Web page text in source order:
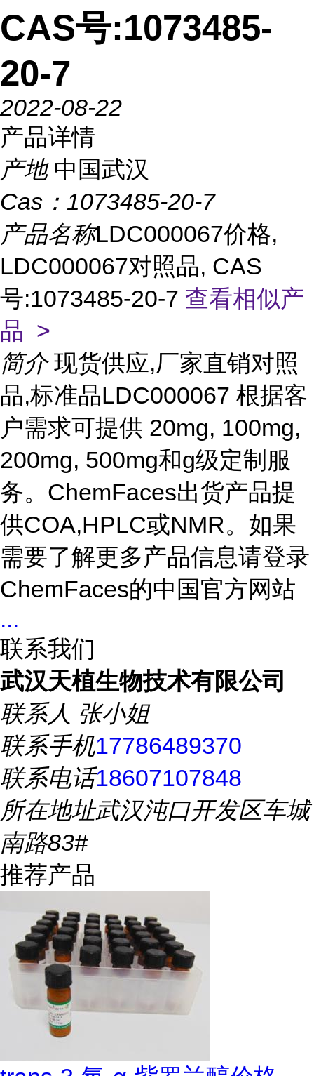
CAS号:1073485-
20-7
2022-08-22
产品详情
产地 中国武汉
Cas： 1073485-20-7
产品名称LDC000067价格,
LDC000067对照品, CAS
号:1073485-20-7 查看相似产
品 >
简介 现货供应,厂家直销对照
品,标准品LDC000067 根据客
户需求可提供 20mg, 100mg,
200mg, 500mg和g级定制服
务。ChemFaces出货产品提
供COA,HPLC或NMR。如果
需要了解更多产品信息请登录
ChemFaces的中国官方网站
...
联系我们
武汉天植生物技术有限公司
联系人 张小姐
联系手机17786489370
联系电话18607107848
所在地址武汉沌口开发区车城
南路83#
推荐产品